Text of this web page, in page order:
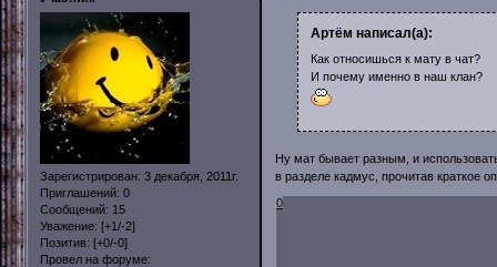
Зарегистрирован: 3 декабря, 2011г.
Приглашений: 0
Сообщений: 15
Уважение: [+1/-2]
Позитив: [+0/-0]
Провел на форуме:
Артём написал(а):
Как относишься к мату в чат?
И почему именно в наш клан?
Ну мат бывает разным, и
в разделе кадмус, прочитав краткое
0